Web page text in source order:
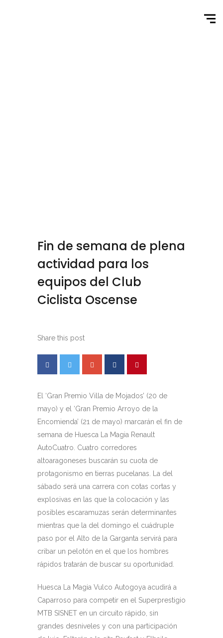
Fin de semana de plena
actividad para los
equipos del Club
Ciclista Oscense
Share this post
El ‘Gran Premio Villa de Mojados’ (20 de
mayo) y el ‘Gran Premio Arroyo de la
Encomienda’ (21 de mayo) marcarán el fin de
semana de Huesca La Magia Renault
AutoCuatro. Cuatro corredores
altoaragoneses buscarán su cuota de
protagonismo en tierras pucelanas. La del
sábado será una carrera con cotas cortas y
explosivas en las que la colocación y las
posibles escaramuzas serán determinantes
mientras que la del domingo el cuádruple
paso por el Alto de la Garganta servirá para
cribar un pelotón en el que los hombres
rápidos tratarán de buscar su oportunidad.
Huesca La Magia Vulco Autogoya acudirá a
Caparroso para competir en el Superprestigio
MTB SISNET en un circuito rápido, sin
grandes desniveles y con una participación